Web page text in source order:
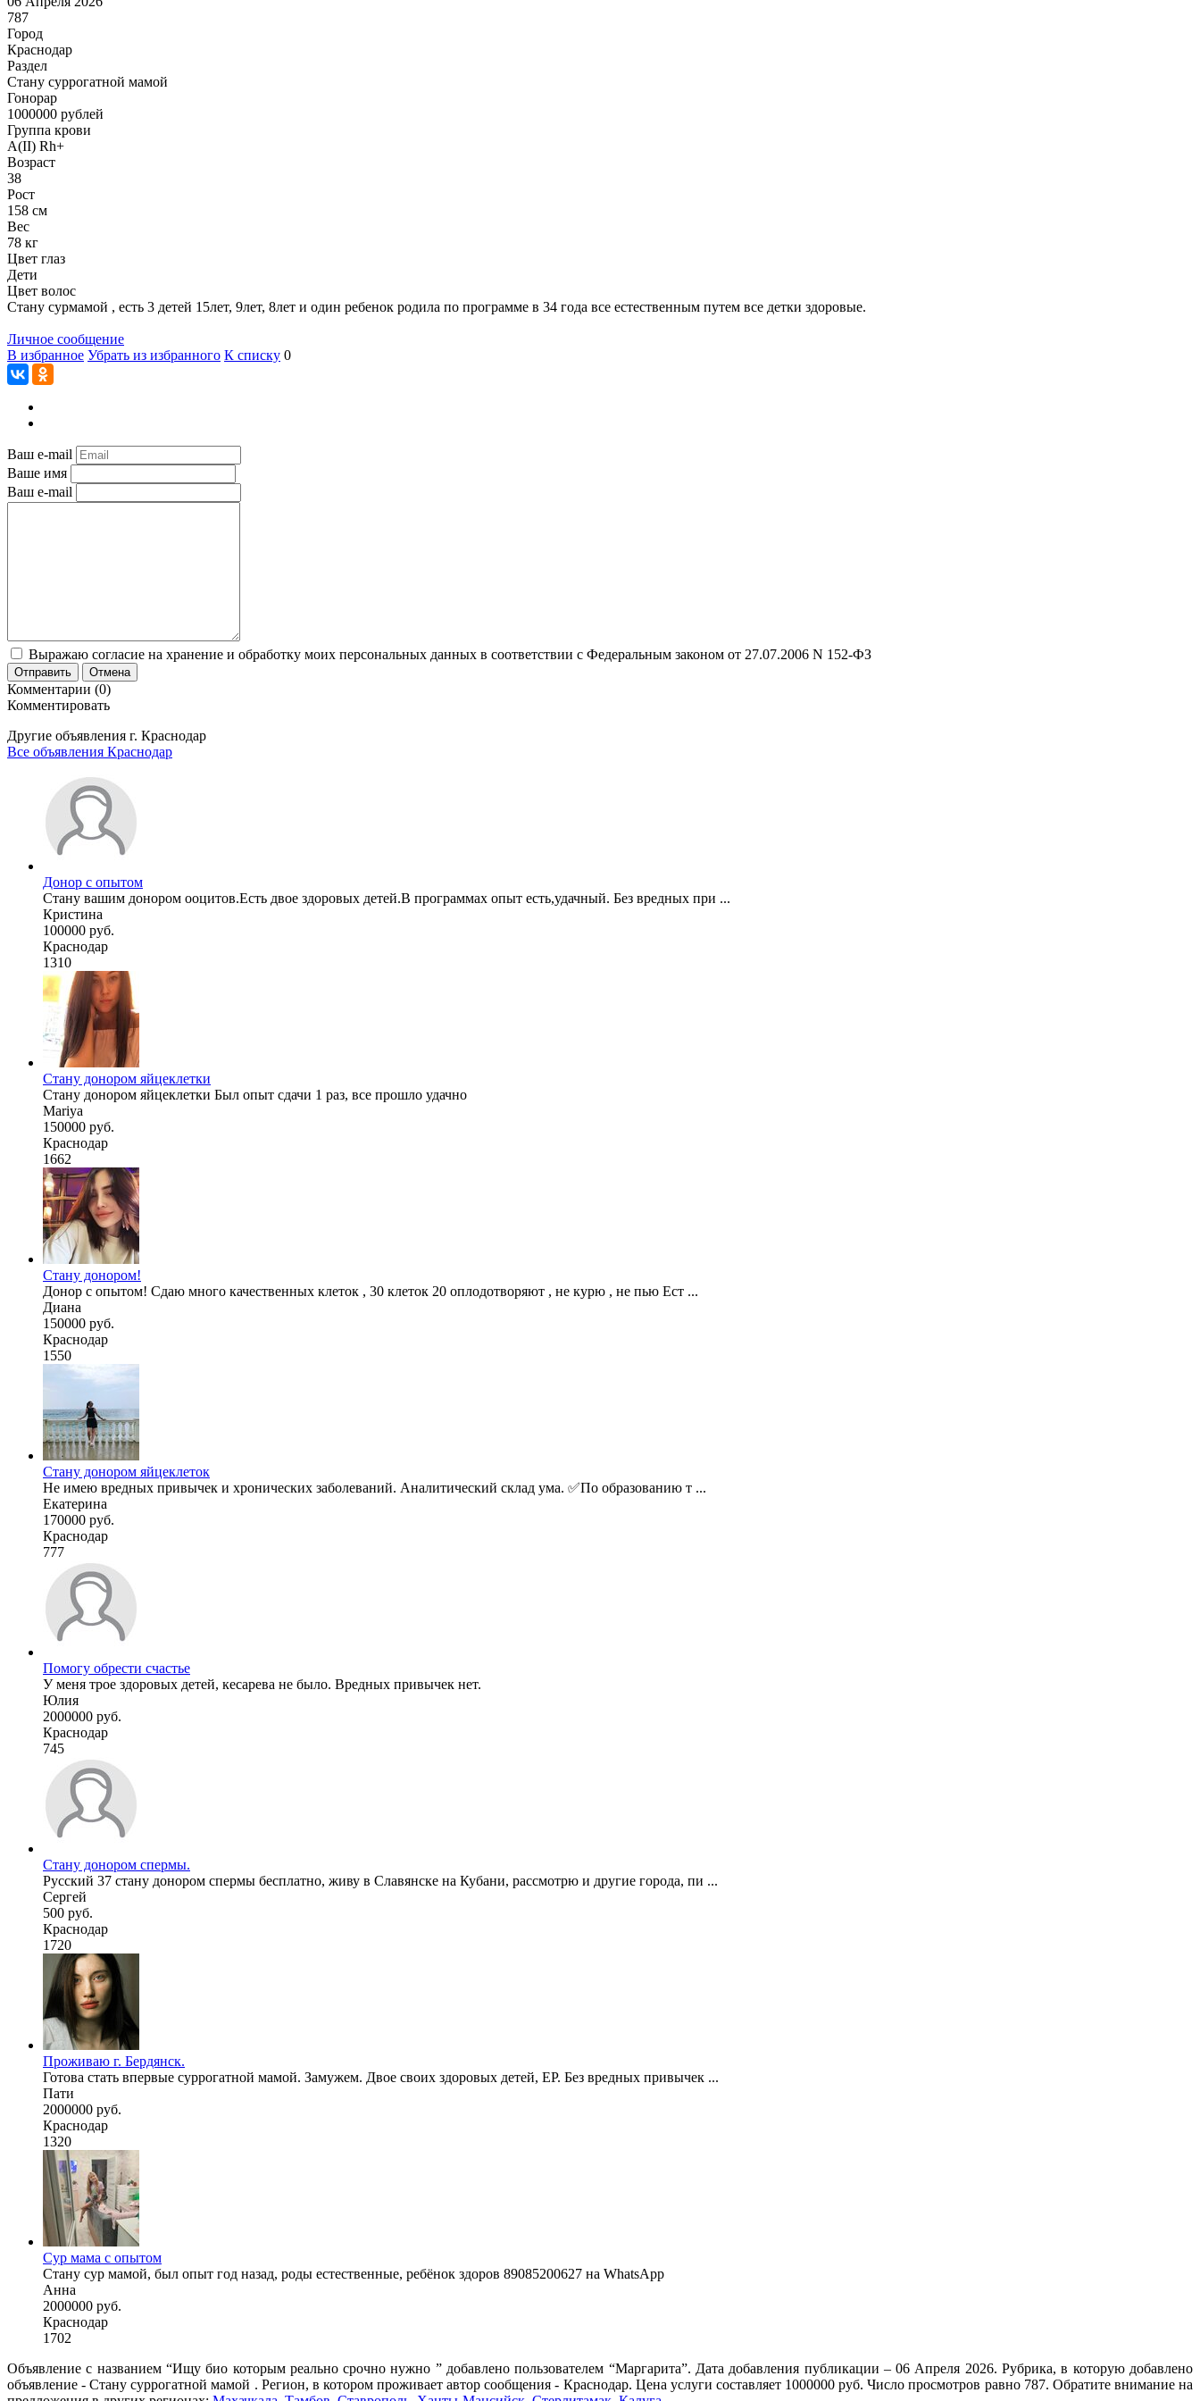
787
Город
Краснодар
Раздел
Cтану суррогатной мамой
Гонoрар
1000000 рублей
Группа крови
A(II) Rh+
Возраст
38
Рост
158 см
Вес
78 кг
Цвет глаз
Дети
Цвет волос
Стану сурмамой , есть 3 детей 15лет, 9лет, 8лет и один ребенок родила по программе в 34 года все естественным путем все детки здоровые.
Личное сообщение
В избранное Убрать из избранного К списку 0
Ваш e-mail
Ваше имя
Ваш e-mail
Выражаю согласие на хранение и обработку моих персональных данных в соответствии с Федеральным законом от 27.07.2006 N 152-ФЗ
Отправить Отмена
Комментарии (0)
Комментировать
Другие объявления г. Краснодар
Все объявления Краснодар
Донор с опытом
Стану вашим донором ооцитов.Есть двое здоровых детей.В программах опыт есть,удачный. Без вредных при ...
Кристина
100000 руб.
Краснодар
1310
Стану донором яйцеклетки
Стану донором яйцеклетки Был опыт сдачи 1 раз, все прошло удачно
Mariya
150000 руб.
Краснодар
1662
Стану донором!
Донор с опытом! Сдаю много качественных клеток , 30 клеток 20 оплодотворяют , не курю , не пью Ест ...
Диана
150000 руб.
Краснодар
1550
Стану донором яйцеклеток
Не имею вредных привычек и хронических заболеваний. Аналитический склад ума. ✅По образованию т ...
Екатерина
170000 руб.
Краснодар
777
Помогу обрести счастье
У меня трое здоровых детей, кесарева не было. Вредных привычек нет.
Юлия
2000000 руб.
Краснодар
745
Стану донором спермы.
Русский 37 стану донором спермы бесплатно, живу в Славянске на Кубани, рассмотрю и другие города, пи ...
Сергей
500 руб.
Краснодар
1720
Проживаю г. Бердянск.
Готова стать впервые суррогатной мамой. Замужем. Двое своих здоровых детей, ЕР. Без вредных привычек ...
Пати
2000000 руб.
Краснодар
1320
Сур мама с опытом
Стану сур мамой, был опыт год назад, роды естественные, ребёнок здоров 89085200627 на WhatsApp
Анна
2000000 руб.
Краснодар
1702
Объявление с названием “Ищу био которым реально срочно нужно ” добавлено пользователем “Маргарита”. Дата добавления публикации – 06 Апреля 2026. Рубрика, в которую добавлено
объявление - Cтану суррогатной мамой . Регион, в котором проживает автор сообщения - Краснодар. Цена услуги составляет 1000000 руб. Число просмотров равно 787. Обратите внимание на